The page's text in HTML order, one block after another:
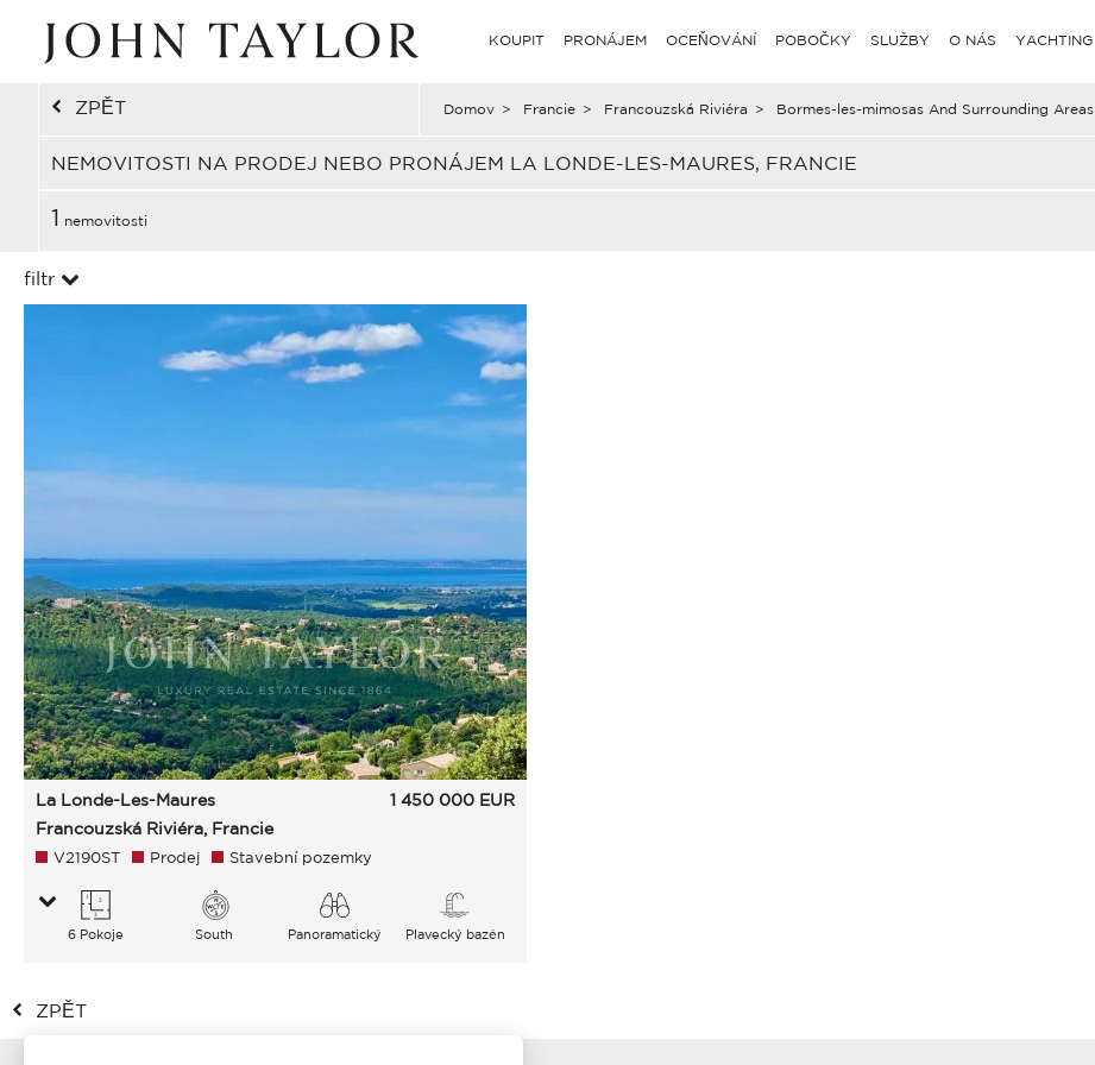
KOUPIT PRONÁJEM OCEŇOVÁNÍ POBOČKY SLUŽBY O NÁS YACHTING
ZPĚT Domov > Francie > Francouzská Riviéra > Bormes-les-mimosas And Surrounding Areas
NEMOVITOSTI NA PRODEJ NEBO PRONÁJEM LA LONDE-LES-MAURES, FRANCIE
1 nemovitosti
filtr
La Londe-Les-Maures
Francouzská Riviéra, Francie
1 450 000 EUR
V2190ST Prodej Stavební pozemky
6 Pokoje South
Panoramatický
Plavecký bazén
ZPĚT